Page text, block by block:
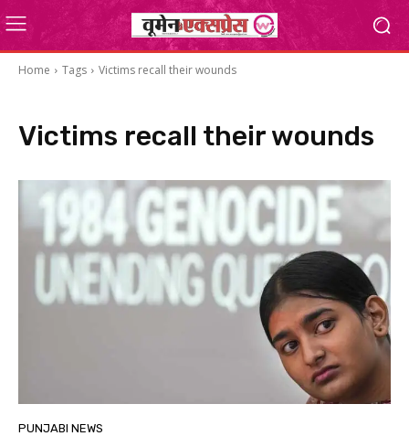
Home Tags Victims recall their wounds
Victims recall their wounds
PUNJABI NEWS